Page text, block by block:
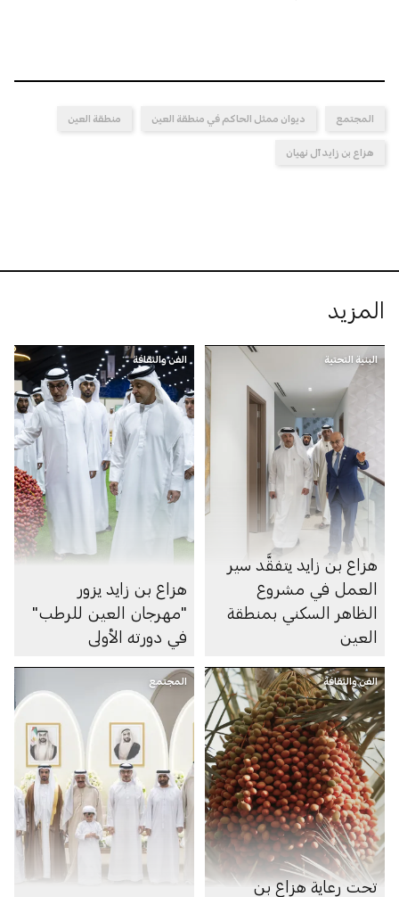
المجتمع ديوان ممثل الحاكم في منطقة العين منطقة العين
هزاع بن زايد آل نهيان
المزيد
البنية التحتية
هزاع بن زايد يتفقَّد سير
العمل في مشروع
الظاهر السكني بمنطقة
العين
الفن والثقافة
هزاع بن زايد يزور
"مهرجان العين للرطب"
في دورته الأولى
الفن والثقافة
تحت رعاية هزاع بن
المجتمع